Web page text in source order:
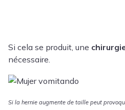
Si cela se produit, une
nécessaire.
Si la hernie augmente de taille peut